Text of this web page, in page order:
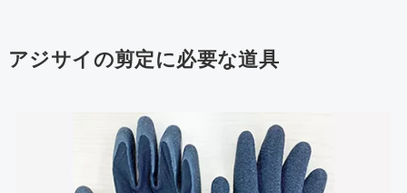
アジサイの剪定に必要な道具